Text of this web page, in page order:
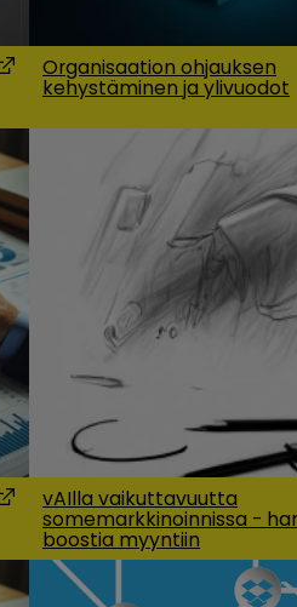
(Opens in a new window)
Organisaation ohjauksen
kehystäminen ja ylivuodot
(Opens in a new window)
vAIlla vaikuttavuutta
somemarkkinoinnissa -
boostia myyntiin